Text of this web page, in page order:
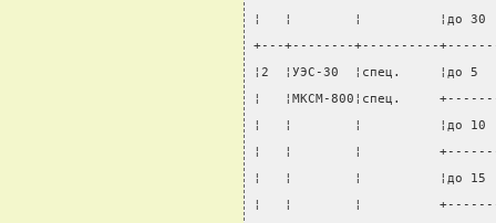
¦   ¦        ¦          ¦до 30
+---+--------+----------
¦2  ¦УЭС-30  ¦спец.     ¦до
¦   ¦МКСМ-800¦спец.
¦   ¦        ¦          ¦до 10
¦   ¦        ¦
¦   ¦        ¦          ¦до 15
¦   ¦        ¦